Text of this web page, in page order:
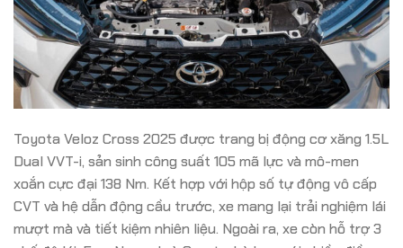
Toyota Veloz Cross 2025 được trang bị động cơ xăng 1.5L
Dual VVT-i, sản sinh công suất 105 mã lực và mô-men
xoắn cực đại 138 Nm. Kết hợp với hộp số tự động vô cấp
CVT và hệ dẫn động cầu trước, xe mang lại trải nghiệm lái
mượt mà và tiết kiệm nhiên liệu. Ngoài ra, xe còn hỗ trợ 3